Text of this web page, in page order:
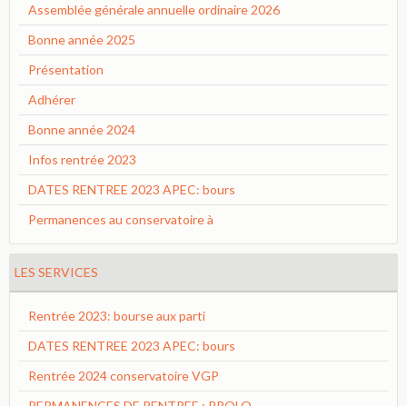
Assemblée générale annuelle ordinaire 2026
Bonne année 2025
Présentation
Adhérer
Bonne année 2024
Infos rentrée 2023
DATES RENTREE 2023 APEC: bours
Permanences au conservatoire à
LES SERVICES
Rentrée 2023: bourse aux parti
DATES RENTREE 2023 APEC: bours
Rentrée 2024 conservatoire VGP